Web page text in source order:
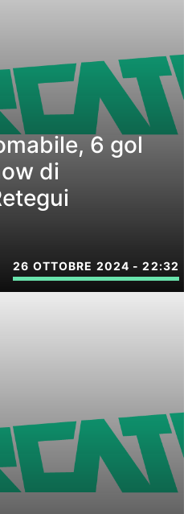
6 gol
di
26 OTTOBRE 2024 - 22:32